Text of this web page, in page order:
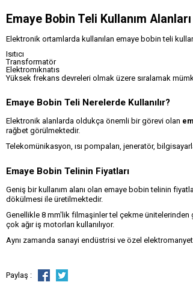
Emaye Bobin Teli Kullanım
Elektronik ortamlarda kullanılan emaye bobin teli
Isıtıcı
Transformatör
Elektromıknatıs
Yüksek frekans devreleri olmak üzere sıralamak
Emaye Bobin Teli Nerelerde Kullanılır?
Elektronik alanlarda oldukça önemli bir görevi olan
rağbet görülmektedir.
Telekomünikasyon, ısı pompaları, jeneratör,
Emaye Bobin Telinin Fiyatları
Geniş bir kullanım alanı olan emaye bobin telinin
dökülmesi ile üretilmektedir.
Genellikle 8 mm'lik filmaşinler tel çekme ünitelerinden
çok ağır iş motorları kullanılıyor.
Aynı zamanda sanayi endüstrisi ve özel
Paylaş :